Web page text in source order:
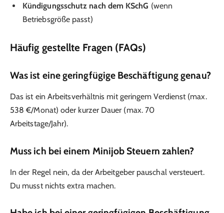
Kündigungsschutz nach dem KSchG (wenn
Betriebsgröße passt)
Häufig gestellte Fragen (FAQs)
Was ist eine geringfügige Beschäftigung genau?
Das ist ein Arbeitsverhältnis mit geringem Verdienst (max.
538 €/Monat) oder kurzer Dauer (max. 70
Arbeitstage/Jahr).
Muss ich bei einem Minijob Steuern zahlen?
In der Regel nein, da der Arbeitgeber pauschal versteuert.
Du musst nichts extra machen.